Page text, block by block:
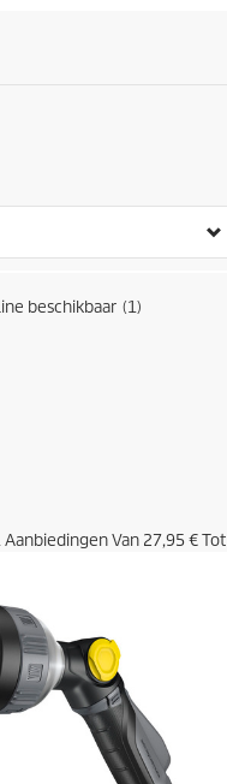
beschikbaar (1)
Aanbiedingen Van 27,95 €Tot